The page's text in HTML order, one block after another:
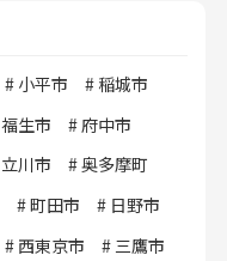
小平市
稲城市
福生市
府中市
立川市
奥多摩町
町田市
日野市
西東京市
三鷹市